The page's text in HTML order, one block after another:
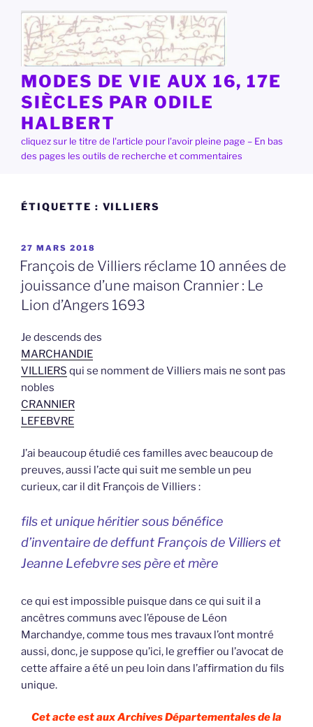
contenu
principal
MODES DE VIE AUX 16, 17E
SIÈCLES PAR ODILE
HALBERT
cliquez sur le titre de l'article pour l'avoir pleine page – En bas
des pages les outils de recherche et commentaires
ÉTIQUETTE : VILLIERS
PUBLIÉ
LE
27 MARS 2018
François de Villiers réclame 10 années de
jouissance d’une maison Crannier : Le
Lion d’Angers 1693
Je descends des
MARCHANDIE
VILLIERS qui se nomment de Villiers mais ne sont pas
nobles
CRANNIER
LEFEBVRE
J’ai beaucoup étudié ces familles avec beaucoup de
preuves, aussi l’acte qui suit me semble un peu
curieux, car il dit François de Villiers :
fils et unique héritier sous bénéfice
d’inventaire de deffunt François de Villiers et
Jeanne Lefebvre ses père et mère
ce qui est impossible puisque dans ce qui suit il a
ancêtres communs avec l’épouse de Léon
Marchandye, comme tous mes travaux l’ont montré
aussi, donc, je suppose qu’ici, le greffier ou l’avocat de
cette affaire a été un peu loin dans l’affirmation du fils
unique.
Cet acte est aux Archives Départementales de la